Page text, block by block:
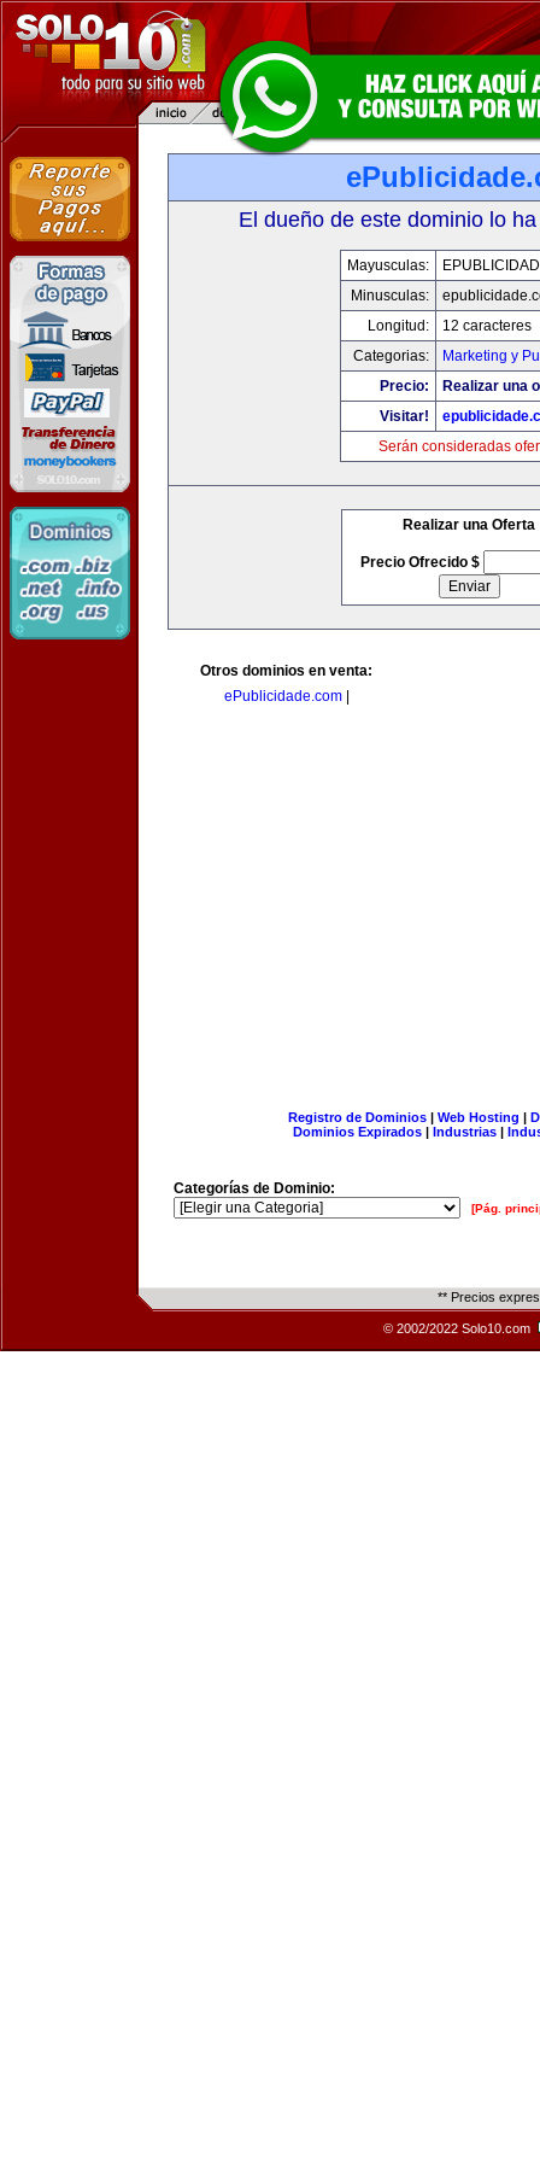
El dueño de este dominio lo
Mayusculas:
Minusculas:
Longitud:
12 caracteres
Categorias:
Marketing y
Precio:
Realizar una
Visitar!
Serán consideradas
Realizar una Oferta
Precio Ofrecido $
Otros dominios en venta:
ePublicidade.com|
Registro de Dominios| Web Hosting |
Dominios Expirados | Industrias |
Categorías de Dominio:
[Pág.
** Precios
© 2002/2022 Solo10.com